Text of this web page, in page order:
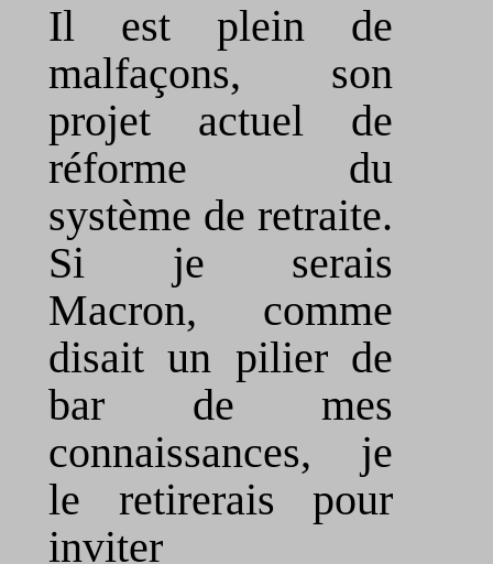
Il est plein de
malfaçons, son
projet actuel de
réforme du
système de retraite.
Si je serais
Macron, comme
disait un pilier de
bar de mes
connaissances, je
le retirerais pour
inviter